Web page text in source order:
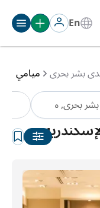
En
بشر بحرى ميامي
(3